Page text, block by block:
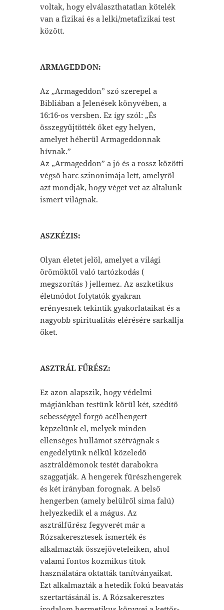
voltak, hogy elválaszthatatlan kötelék
van a fizikai és a lelki/metafizikai test
között.
ARMAGEDDON:
Az „Armageddon” szó szerepel a
Bibliában a Jelenések könyvében, a
16:16-os versben. Ez így szól: „És
összegyűjtötték őket egy helyen,
amelyet héberül Armageddonnak
hívnak.”
Az „Armageddon” a jó és a rossz közötti
végső harc szinonimája lett, amelyről
azt mondják, hogy véget vet az általunk
ismert világnak.
ASZKÉZIS:
Olyan életet jelöl, amelyet a világi
örömöktől való tartózkodás (
megszorítás ) jellemez. Az aszketikus
életmódot folytatók gyakran
erényesnek tekintik gyakorlataikat és a
nagyobb spiritualitás elérésére sarkallja
őket.
ASZTRÁL FŰRÉSZ:
Ez azon alapszik, hogy védelmi
mágiánkban testünk körül két, szédítő
sebességgel forgó acélhengert
képzelünk el, melyek minden
ellenséges hullámot szétvágnak s
engedélyünk nélkül közeledő
asztráldémonok testét darabokra
szaggatják. A hengerek fűrészhengerek
és két irányban forognak. A belső
hengerben (amely belülről sima falú)
helyezkedik el a mágus. Az
asztrálfűrész fegyverét már a
Rózsakeresztesek ismerték és
alkalmazták összejöveteleiken, ahol
valami fontos kozmikus titok
használatára oktatták tanítványaikat.
Ezt alkalmazták a hetedik fokú beavatás
szertartásánál is. A Rózsakeresztes